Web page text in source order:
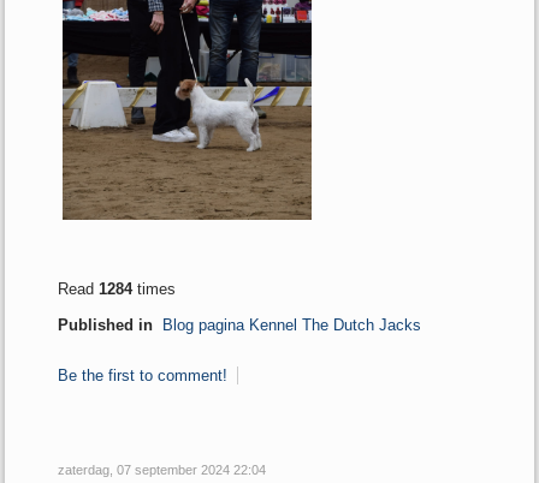
Read1284times
Published in
Blog pagina Kennel The Dutch Jacks
Be the first to comment!
zaterdag, 07 september 2024 22:04